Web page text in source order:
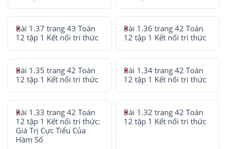
Bài 1.37 trang 43 Toán
12 tập 1 Kết nối tri thức
Bài 1.36 trang 42 Toán
12 tập 1 Kết nối tri thức
Bài 1.35 trang 42 Toán
12 tập 1 Kết nối tri thức
Bài 1.34 trang 42 Toán
12 tập 1 Kết nối tri thức
Bài 1.33 trang 42 Toán
12 tập 1 Kết nối tri thức:
Giá Trị Cực Tiểu Của
Hàm Số
Bài 1.32 trang 42 Toán
12 tập 1 Kết nối tri thức